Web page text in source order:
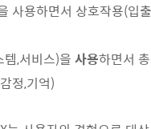
사용하면서 상호작용(입
,서비스)을 사용하면서
감정,기억)